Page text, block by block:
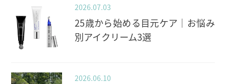
2026.07.03
25歳から始める目元ケア｜お悩み
別アイクリーム3選
2026.06.10